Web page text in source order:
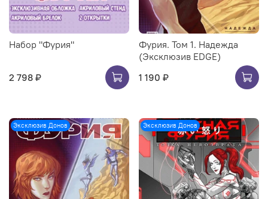
Набор "Фурия"
2 798 ₽
Фурия. Том 1. Надежда
(Эксклюзив EDGE)
1 190 ₽
Эксклюзив Донов Эксклюзив Донов